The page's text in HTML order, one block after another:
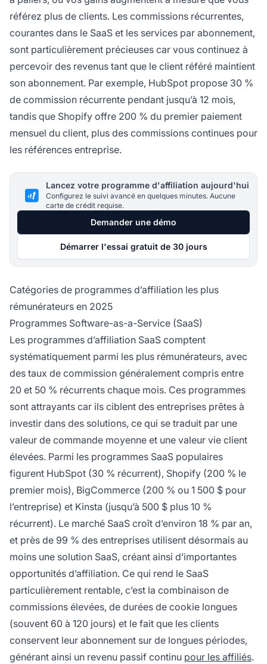
référez plus de clients. Les commissions récurrentes,
courantes dans le SaaS et les services par abonnement,
sont particulièrement précieuses car vous continuez à
percevoir des revenus tant que le client référé maintient
son abonnement. Par exemple, HubSpot propose 30 %
de commission récurrente pendant jusqu’à 12 mois,
tandis que Shopify offre 200 % du premier paiement
mensuel du client, plus des commissions continues pour
les références entreprise.
Lancez votre programme d'affiliation aujourd'hui
Configurez le suivi avancé en quelques minutes. Aucune
carte de crédit requise.
Demander une démo
Démarrer l'essai gratuit de 30 jours
Catégories de programmes d’affiliation les plus
rémunérateurs en 2025
Programmes Software-as-a-Service (SaaS)
Les programmes d’affiliation SaaS comptent
systématiquement parmi les plus rémunérateurs, avec
des taux de commission généralement compris entre
20 et 50 % récurrents chaque mois. Ces programmes
sont attrayants car ils ciblent des entreprises prêtes à
investir dans des solutions, ce qui se traduit par une
valeur de commande moyenne et une valeur vie client
élevées. Parmi les programmes SaaS populaires
figurent HubSpot (30 % récurrent), Shopify (200 % le
premier mois), BigCommerce (200 % ou 1 500 $ pour
l’entreprise) et Kinsta (jusqu’à 500 $ plus 10 %
récurrent). Le marché SaaS croît d’environ 18 % par an,
et près de 99 % des entreprises utilisent désormais au
moins une solution SaaS, créant ainsi d’importantes
opportunités d’affiliation. Ce qui rend le SaaS
particulièrement rentable, c’est la combinaison de
commissions élevées, de durées de cookie longues
(souvent 60 à 120 jours) et le fait que les clients
conservent leur abonnement sur de longues périodes,
générant ainsi un revenu passif continu pour les affiliés.